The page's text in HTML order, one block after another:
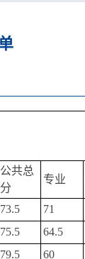
公共总
分
专业
73.5 71
75.5 64.5
79.5 60